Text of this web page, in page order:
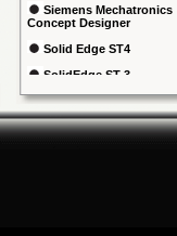
Siemens Mechatronics
Concept Designer
Solid Edge ST4
SolidEdge ST 3
SolidWorks 2013
SolidWorks 2012